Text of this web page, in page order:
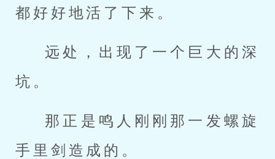
都好好地活了下来。
远处，出现了一个巨大的深
坑。
那正是鸣人刚刚那一发螺旋
手里剑造成的。